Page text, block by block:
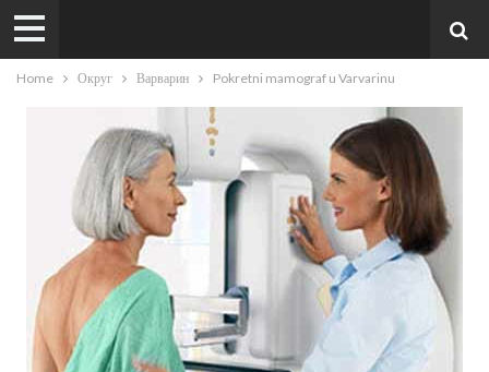
Home Округ Варварин Pokretni mamograf u Varvarinu